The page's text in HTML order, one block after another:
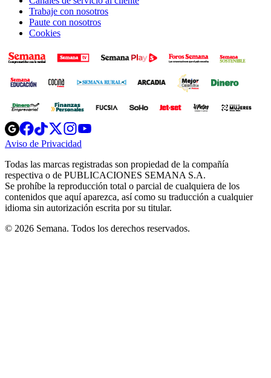
Trabaje con nosotros
Paute con nosotros
Cookies
Opens
in
new
Opens
in
new
Opens
in
new
window
Opens
new
windowwindow
Aviso de Privacidad
new
window
Todas las marcas registradas son propiedad de la compañía
respectiva o de PUBLICACIONES SEMANA S.A.
Se prohíbe la reproducción total o parcial de cualquiera de los
contenidos que aquí aparezca, así como su traducción a cualquier
idioma sin autorización escrita por su titular.
© 2026 Semana. Todos los derechos reservados.